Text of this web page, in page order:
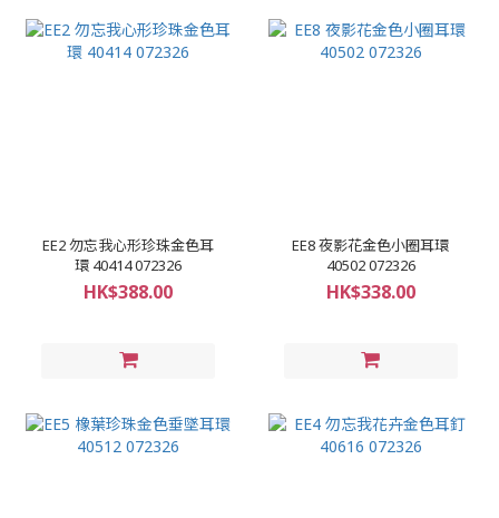
EE2 勿忘我心形珍珠金色耳
環 40414 072326
HK$388.00
EE8 夜影花金色小圈耳環
40502 072326
HK$338.00